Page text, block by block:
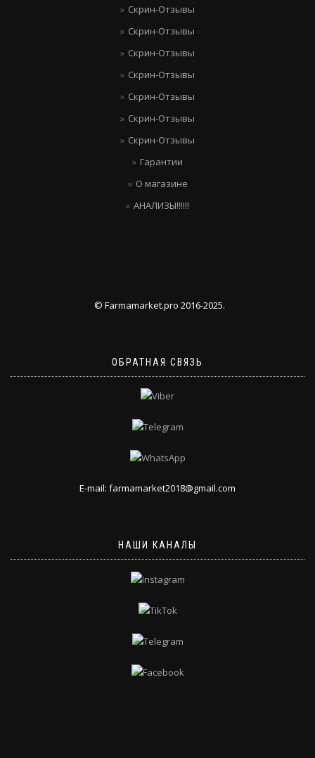
Скрин-Отзывы
Скрин-Отзывы
Скрин-Отзывы
Скрин-Отзывы
Скрин-Отзывы
Скрин-Отзывы
Скрин-Отзывы
Гарантии
О магазине
АНАЛИЗЫ!!!!!!
© Farmamarket.pro 2016-2025.
ОБРАТНАЯ СВЯЗЬ
E-mail: farmamarket2018@gmail.com
НАШИ КАНАЛЫ